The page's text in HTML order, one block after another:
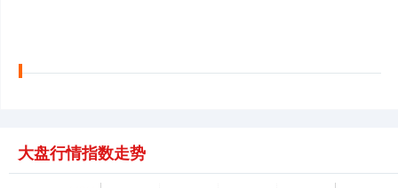
大盘行情指数走势